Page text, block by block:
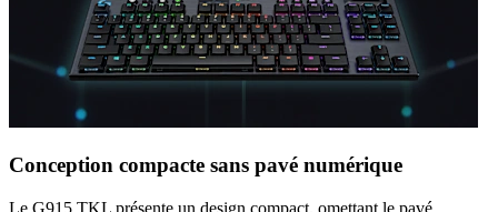
Conception compacte sans pavé numérique
Le G915 TKL présente un design compact, omettant le pavé